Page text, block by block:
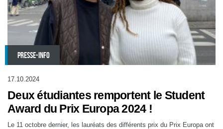
PRESSE-INFO
17.10.2024
Deux étudiantes remportent le Student
Award du Prix Europa 2024 !
Le 11 octobre dernier, les lauréats des différents prix du Prix Europa ont